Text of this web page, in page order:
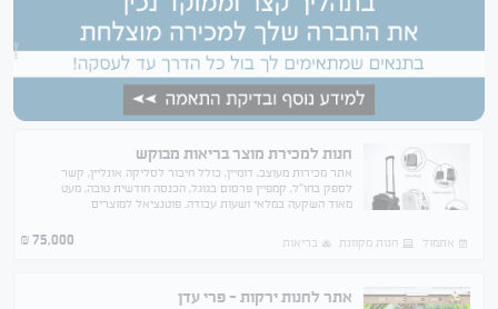
חנות למכירת מוצר בריאות מבוקש
אתר מכירות מעוצב, דומיין, כולל חיבור לסליקה אונליין, קשר
לספק בחו"ל, קמפיין פרסום בגוגל, הכנסה חודשית טובה, מעט
מאוד השקעה במלאי ושעות עבודה. פוטנציאל למוצרים
אתמול
חנות מקוונת בריאות 75,000
₪
אתר לחנות ירקות - פרי עדן